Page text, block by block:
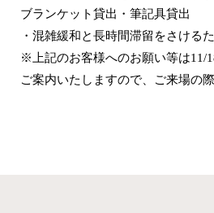
ブランケット貸出・筆記具貸出
・混雑緩和と長時間滞留をさける
※上記のお客様へのお願い等は11/
ご案内いたしますので、ご来場の